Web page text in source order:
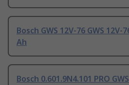
Bosch GWS 12V-76 GWS 12V-
Ah
Bosch 0.601.9N4.101 PRO